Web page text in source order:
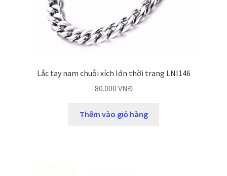
Lắc tay nam chuỗi xích lớn thời trang LNI146
80.000 VNĐ
Thêm vào giỏ hàng